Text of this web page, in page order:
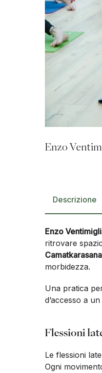
Enzo
Descrizione
Enzo
ritrovare
Camatkarasana
morbidezza.
Una pratica
d’accesso a
Flessioni
Le flessioni
Ogni